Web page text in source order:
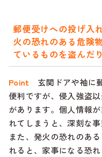
郵便受けへの投げ
火の恐れのある危険
ているものを盗んだ
Point 玄関ドアや袖に
便利ですが、侵入強盗
があります。個人情報
れてしまうと、深刻な
また、発火の恐れのあ
れると、家事になる恐れ